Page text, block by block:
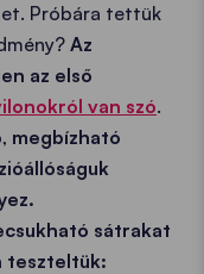
Próbára tettük
Az
az első
van szó.
megbízható
sátrakat
teszteltük: